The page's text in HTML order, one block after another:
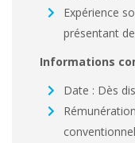
Expérience
présentant
Informations
Date : Dès